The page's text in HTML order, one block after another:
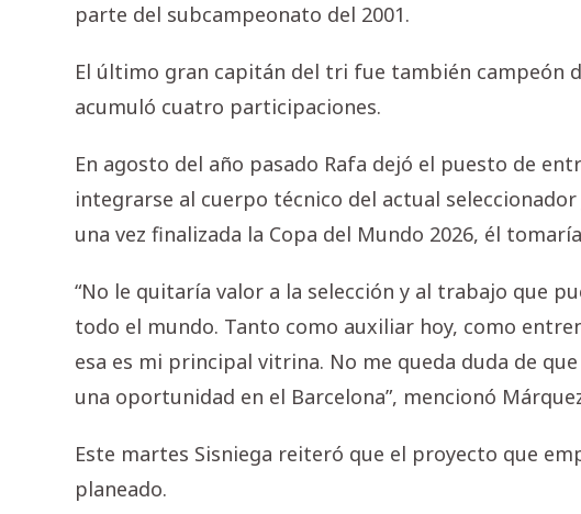
parte del subcampeonato del 2001.
El último gran capitán del tri fue también campeón
acumuló cuatro participaciones.
En agosto del año pasado Rafa dejó el puesto de
integrarse al cuerpo técnico del actual
una vez finalizada la Copa del Mundo 2026, él
“No le quitaría valor a la selección y al trabajo que
todo el mundo. Tanto como auxiliar hoy, como
esa es mi principal vitrina. No me queda duda de
una oportunidad en el Barcelona”, mencionó
Este martes Sisniega reiteró que el proyecto que
planeado.